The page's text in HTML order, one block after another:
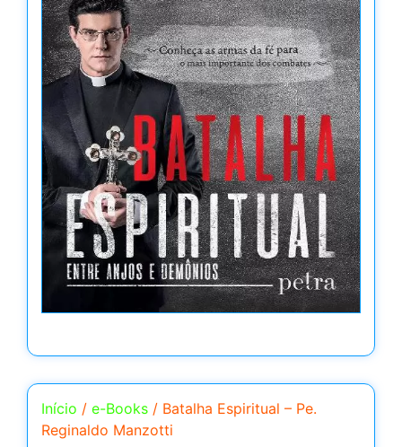
Início / e-Books / Batalha Espiritual – Pe.
Reginaldo Manzotti